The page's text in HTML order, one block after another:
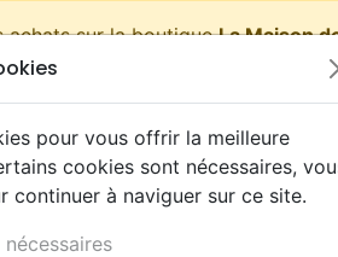
achats sur la boutiqueLa Maison
pour vous offrir la meilleure
cookies sont nécessaires,
continuer à naviguer sur ce site.